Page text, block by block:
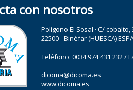
con nosotros
Polígono El Sosal · C/ cobalto,
22500 - Binéfar (HUESCA)
Teléfono: 0034 974 431 232/
dicoma@dicoma.es
www.dicoma.es